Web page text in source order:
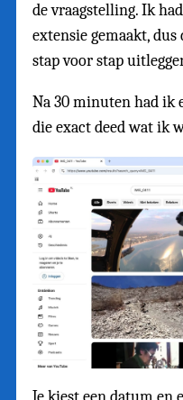
de vraagstelling. Ik
extensie gemaakt,
stap voor stap
Na 30 minuten had ik
die exact deed wat ik